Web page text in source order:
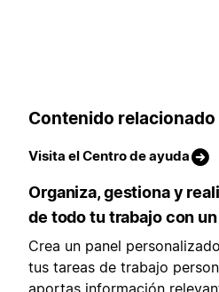
Contenido relacionado
Visita el Centro de ayuda
Organiza, gestiona y
de todo tu trabajo con
Crea un panel
tus tareas de trabajo